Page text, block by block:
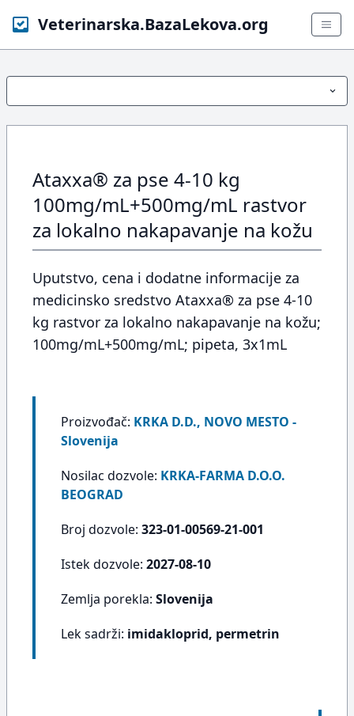
Veterinarska.BazaLekova.org
Ataxxa® za pse 4-10 kg
100mg/mL+500mg/mL rastvor
za lokalno nakapavanje na kožu
Uputstvo, cena i dodatne informacije za
medicinsko sredstvo Ataxxa® za pse 4-10
kg rastvor za lokalno nakapavanje na kožu;
100mg/mL+500mg/mL; pipeta, 3x1mL
Proizvođač: KRKA D.D., NOVO MESTO -
Slovenija
Nosilac dozvole: KRKA-FARMA D.O.O.
BEOGRAD
Broj dozvole: 323-01-00569-21-001
Istek dozvole: 2027-08-10
Zemlja porekla: Slovenija
Lek sadrži: imidakloprid, permetrin